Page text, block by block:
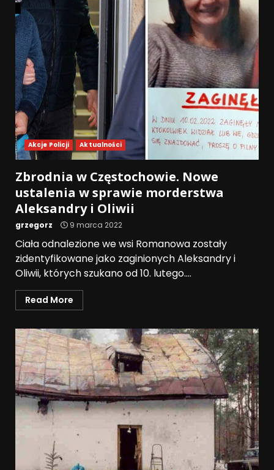
Akcje Policji Aktualności
Zbrodnia w Częstochowie. Nowe
ustalenia w sprawie morderstwa
Aleksandry i Oliwii
grzegorz 9 marca 2022
Ciała odnalezione we wsi Romanowa zostały
zidentyfikowane jako zaginionych Aleksandry i
Oliwii, których szukano od 10. lutego....
Read More